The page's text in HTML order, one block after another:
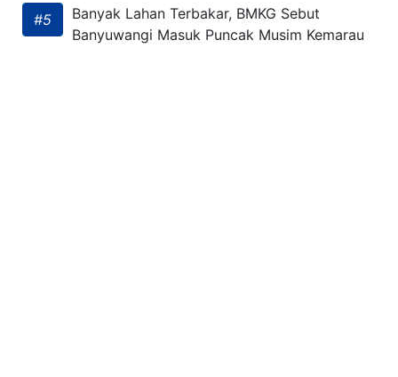
#5
Banyak Lahan Terbakar, BMKG Sebut
Banyuwangi Masuk Puncak Musim Kemarau